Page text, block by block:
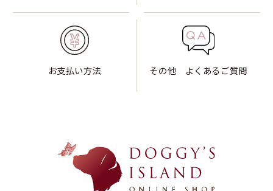
お支払い方法 その他 よくあるご質問